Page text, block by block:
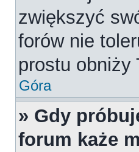
zwiększyć
forów nie
prostu obniży
Góra
» Gdy
forum każe